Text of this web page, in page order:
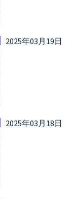
2025年03月19日
2025年03月18日